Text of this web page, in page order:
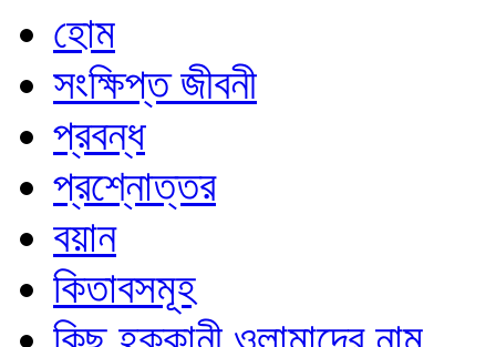
হোম
সংক্ষিপ্ত জীবনী
প্রবন্ধ
প্রশ্নোত্তর
বয়ান
কিতাবসমূহ